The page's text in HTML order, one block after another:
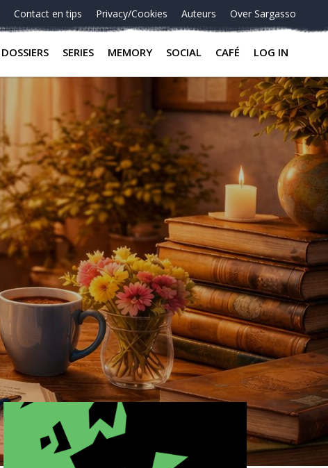
Contact en tips Privacy/Cookies Auteurs Over Sargasso
DOSSIERS SERIES MEMORY SOCIAL CAFÉ LOG IN